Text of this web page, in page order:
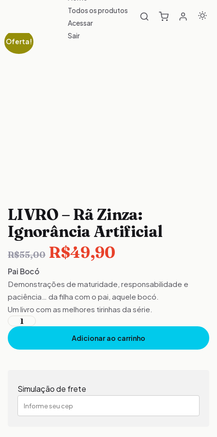
Todos os produtos
Acessar
Sair
Oferta!
LIVRO – Rã Zinza:
Ignorância Artificial
R$55,00 O
preço
original
era:
R$55,00.
R$49,90
preço
atual
é:
R$49,90.
Pai Bocó
Demonstrações de maturidade, responsabilidade e
paciência… da filha com o pai, aquele bocó.
Um livro com as melhores tirinhas da série.
LIVRO
-
Rã
Artificial
quantidade
Adicionar ao carrinho
Simulação de frete